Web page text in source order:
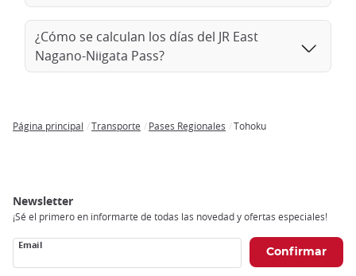
¿Cómo se calculan los días del JR East
Nagano-Niigata Pass?
Página principal Transporte Pases Regionales Tohoku
Newsletter
¡Sé el primero en informarte de todas las novedad y ofertas especiales!
Email